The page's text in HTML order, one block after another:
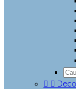
 